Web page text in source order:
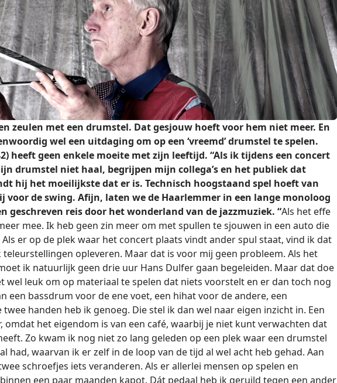
zeulen met een drumstel. Dat gesjouw hoeft voor hem niet meer. En
wel een uitdaging om op een ‘vreemd’ drumstel te spelen.
heeft geen enkele moeite met zijn leeftijd. “Als ik tijdens een concert
drumstel niet haal, begrijpen mijn collega’s en het publiek dat
hij het moeilijkste dat er is. Technisch hoogstaand spel hoeft van
voor de swing. Afijn, laten we de Haarlemmer in een lange monoloog
geschreven reis door het wonderland van de jazzmuziek. “Als het effe
mee. Ik heb geen zin meer om met spullen te sjouwen in een auto die
er op de plek waar het concert plaats vindt ander spul staat, vind ik dat
opleveren. Maar dat is voor mij geen probleem. Als het
ik natuurlijk geen drie uur Hans Dulfer gaan begeleiden. Maar dat doe
wel leuk om op materiaal te spelen dat niets voorstelt en er dan toch nog
een bassdrum voor de ene voet, een hihat voor de andere, een
handen heb ik genoeg. Die stel ik dan wel naar eigen inzicht in. Een
omdat het eigendom is van een café, waarbij je niet kunt verwachten dat
Zo kwam ik nog niet zo lang geleden op een plek waar een drumstel
had, waarvan ik er zelf in de loop van de tijd al wel acht heb gehad. Aan
schroefjes iets veranderen. Als er allerlei mensen op spelen en
een paar maanden kapot. Dát pedaal heb ik geruild tegen een ander